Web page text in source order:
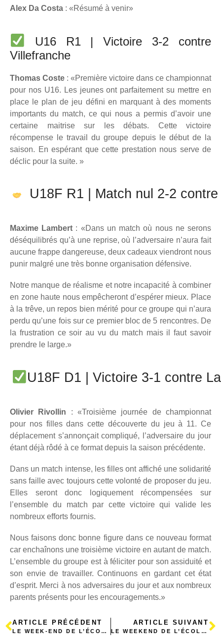
Alex Da Costa : «Résumé à venir»
U16 R1 | Victoire 3-2 contre
Villefranche
Thomas Coste : «Première victoire dans ce championnat
pour nos U16. Les jeunes ont parfaitement su mettre en
place le plan de jeu défini en marquant à des moments
importants du match, ce qui nous a permis d’avoir une
certaine maitrise sur les débats. Cette victoire
récompense le travail du groupe depuis le début de la
saison. En espérant que cette prestation nous serve de
déclic pour la suite. »
U18F R1 | Match nul 2-2
Maxime Lambert : «Dans un match où nous ne serons
déséquilibrés qu’à une reprise, où l’adversaire n’aura fait
aucune frappe dangereuse, deux cadeaux viendront nous
punir malgré une très bonne organisation défensive.
Notre manque de réalisme et notre incapacité à combiner
en zone haute nous empêcheront d’espérer mieux. Place
à la trêve, un repos bien mérité pour ce groupe qui n’aura
perdu qu’une fois sur ce premier bloc de 5 rencontres. De
la frustration ce soir au vu du match mais il faut savoir
prendre le large.»
U18F D1 | Victoire 3-1 contre
Olivier Rivollin : «Troisième journée de championnat
pour nos filles dans cette découverte du jeu à 11. Ce
déplacement s’annonçait compliqué, l’adversaire du jour
étant déjà rôdé à ce format depuis la saison précédente.
Dans un match intense, les filles ont affiché une solidarité
sans faille avec toujours cette volonté de proposer du jeu.
Elles seront donc logiquement récompensées sur
l’ensemble du match par cette victoire qui valide les
nombreux efforts fournis.
Nous faisons donc bonne figure dans ce nouveau format
car enchaînons une troisième victoire en autant de match.
L’ensemble du groupe est à féliciter pour son assiduité et
son envie de travailler. Continuons en gardant cet état
d’esprit. Merci à nos adversaires du jour et aux nombreux
parents présents pour les encouragements.»
ARTICLE PRÉCÉDENT
LE WEEK-END DE L’ÉCOLE DE FOOT
ARTICLE SUIVANT
LE WEEKEND DE L’ÉCOLE DE FOOT